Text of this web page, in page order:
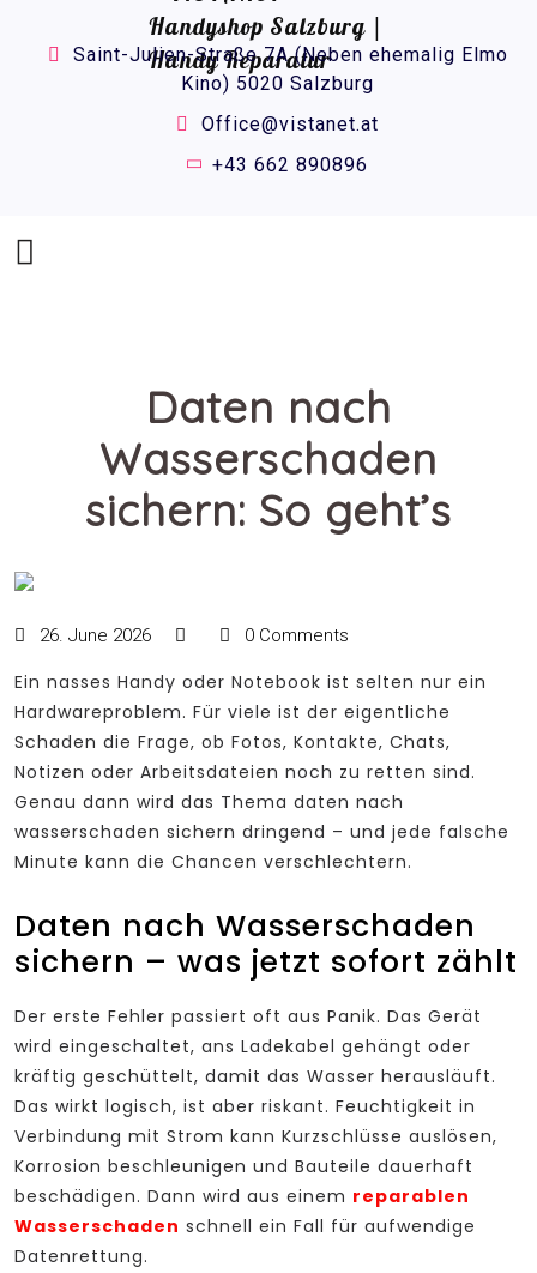
Saint-Julien-Straße 7A (Neben ehemalig Elmo
Kino) 5020 Salzburg
Office@vistanet.at
+43 662 890896
Daten nach
Wasserschaden
sichern: So geht’s
26. June 2026 0 Comments
Ein nasses Handy oder Notebook ist selten nur ein
Hardwareproblem. Für viele ist der eigentliche
Schaden die Frage, ob Fotos, Kontakte, Chats,
Notizen oder Arbeitsdateien noch zu retten sind.
Genau dann wird das Thema daten nach
wasserschaden sichern dringend – und jede falsche
Minute kann die Chancen verschlechtern.
Daten nach Wasserschaden
sichern – was jetzt sofort zählt
Der erste Fehler passiert oft aus Panik. Das Gerät
wird eingeschaltet, ans Ladekabel gehängt oder
kräftig geschüttelt, damit das Wasser herausläuft.
Das wirkt logisch, ist aber riskant. Feuchtigkeit in
Verbindung mit Strom kann Kurzschlüsse auslösen,
Korrosion beschleunigen und Bauteile dauerhaft
beschädigen. Dann wird aus einem reparablen
Wasserschaden schnell ein Fall für aufwendige
Datenrettung.